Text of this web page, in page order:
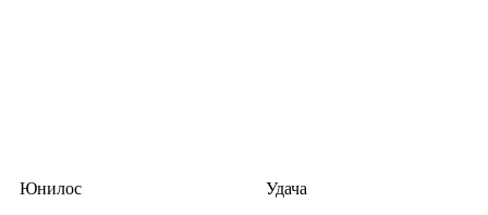
Юнилос Удача